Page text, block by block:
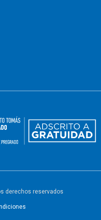
derechos reservados